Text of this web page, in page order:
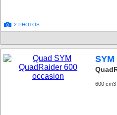
2 PHOTOS
SYM
600 cm3